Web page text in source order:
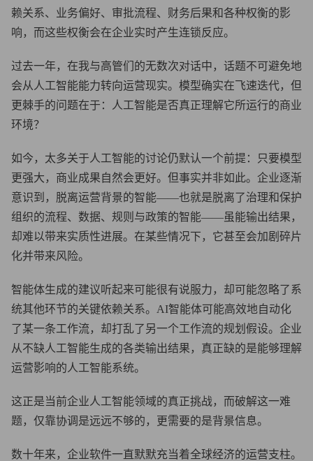
赖关系、业务偏好、审批流程、财务后果和各种权衡的影
响，而这些权衡会在企业实时产生连锁反应。
过去一年，在我与高管们的无数次对话中，话题不可避免地
会从人工智能能力转向运营现实。模型确实在飞速迭代，但
更棘手的问题在于：人工智能是否真正理解它所运行的商业
环境？
如今，太多关于人工智能的讨论仍默认一个前提：只要模型
更强大，商业成果自然会更好。但事实并非如此。企业逐渐
意识到，脱离运营背景的智能——也就是脱离了治理和保护
组织的流程、数据、规则与政策的智能——虽能输出结果，
却难以带来实质性进展。在某些情况下，它甚至会加剧碎片
化并带来风险。
智能体生成的建议听起来可能很有说服力，却可能忽略了系
统其他环节的关键依赖关系。AI智能体可能高效地自动化
了某一条工作流，却打乱了另一个工作流的规划假设。企业
从不缺人工智能生成的各类输出结果，真正缺的是能够理解
运营影响的人工智能系统。
这正是当前企业人工智能领域的真正挑战，而破解这一难
题，仅靠协调是远远不够的，更需要的是背景信息。
数十年来，企业软件一直默默充当着全球经济的运营支柱。